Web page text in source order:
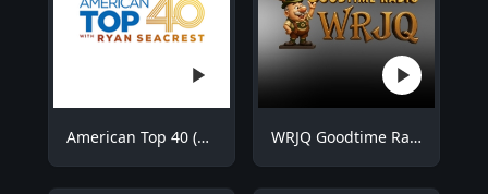
American Top 40 (AT40) WRJQ Goodtime Radio